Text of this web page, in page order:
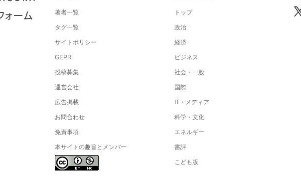
著者一覧
タグ一覧
サイトポリシー
GEPR
投稿募集
運営会社
広告掲載
お問合わせ
免責事項
本サイトの趣旨とメンバー
トップ
政治
経済
ビジネス
社会・一般
国際
IT・メディア
科学・文化
エネルギー
書評
こども版